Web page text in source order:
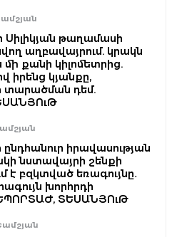
Սիլիկյան թաղամասի
աղբավայրում. կրակն
մի քանի կիլոմետրից.
իրենց կյանքը,
տարածման դեմ.
իրավասության
նստավայրի շենքի
է բզկտված եռագույնը․
խորհրդի
ՏԵՍԱՆՅՈւԹ